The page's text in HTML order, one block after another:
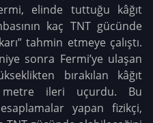
elinde tuttuğu kâğıt
kaç TNT gücünde
tahmin etmeye çalıştı.
sonra Fermi’ye ulaşan
bırakılan kâğıt
metre ileri uçurdu. Bu
yapan fizikçi,